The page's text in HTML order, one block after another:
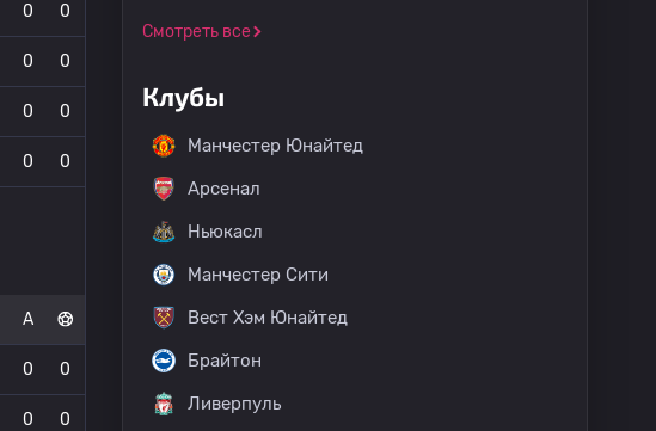
0 0
0 0
0 0
0 0
А
0 0
0 0
Смотреть все
Клубы
Манчестер Юнайтед
Арсенал
Ньюкасл
Манчестер Сити
Вест Хэм Юнайтед
Брайтон
Ливерпуль